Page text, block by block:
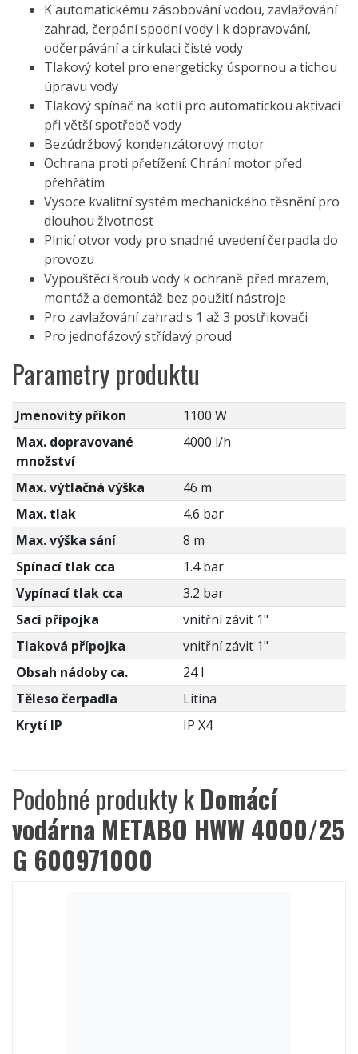
K automatickému zásobování vodou, zavlažování
zahrad, čerpání spodní vody i k dopravování,
odčerpávání a cirkulaci čisté vody
Tlakový kotel pro energeticky úspornou a tichou
úpravu vody
Tlakový spínač na kotli pro automatickou aktivaci
při větší spotřebě vody
Bezúdržbový kondenzátorový motor
Ochrana proti přetížení: Chrání motor před
přehřátím
Vysoce kvalitní systém mechanického těsnění pro
dlouhou životnost
Plnicí otvor vody pro snadné uvedení čerpadla do
provozu
Vypouštěcí šroub vody k ochraně před mrazem,
montáž a demontáž bez použití nástroje
Pro zavlažování zahrad s 1 až 3 postřikovači
Pro jednofázový střídavý proud
Parametry produktu
Jmenovitý příkon
1100 W
Max. dopravované
množství
4000 l/h
Max. výtlačná výška
46 m
Max. tlak
4.6 bar
Max. výška sání
8 m
Spínací tlak cca
1.4 bar
Vypínací tlak cca
3.2 bar
Sací přípojka
vnitřní závit 1"
Tlaková přípojka
vnitřní závit 1"
Obsah nádoby ca.
24 l
Těleso čerpadla
Litina
Krytí IP
IP X4
Podobné produkty kDomácí
vodárna METABO HWW 4000/25
G 600971000